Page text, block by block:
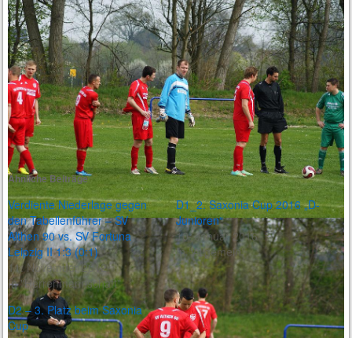
[BILDER ALS LISTE]
Ähnliche Beiträge
Verdiente Niederlage gegen
den Tabellenführer – SV
Althen 90 vs. SV Fortuna
Leipzig II 1:3 (0:1)
11. November 2012
In "Herrenmannschaft"
D1_2. Saxonia Cup 2016 „D-
Junioren“
10. Januar 2016
In "Allgemein"
D2 – 3. Platz beim Saxonia
Cup